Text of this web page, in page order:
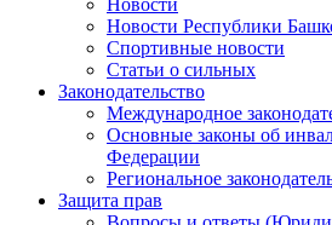
Новости Республики
Спортивные новости
Статьи о сильных
Законодательство
Международное
Основные законы об
Федерации
Региональное
Защита прав